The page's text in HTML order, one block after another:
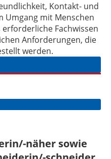
Kontakt- und
Umgang mit Menschen
Fachwissen
Anforderungen, die
werden.
näher sowie